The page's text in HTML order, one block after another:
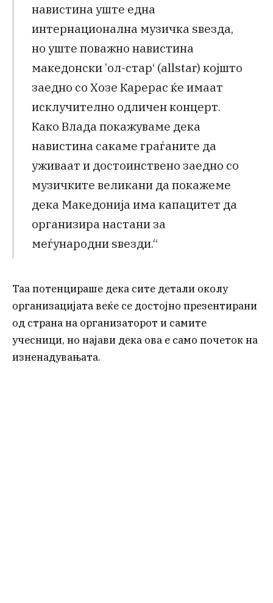
навистина уште една
интернационална музичка ѕвезда,
но уште поважно навистина
македонски ’ол-стар‘ (allstar) којшто
заедно со Хозе Карерас ќе имаат
исклучително одличен концерт.
Како Влада покажуваме дека
навистина сакаме граѓаните да
уживаат и достоинствено заедно со
музичките великани да покажеме
дека Македонија има капацитет да
организира настани за
меѓународни ѕвезди.“
Таа потенцираше дека сите детали околу
организацијата веќе се достојно презентирани
од страна на организаторот и самите
учесници, но најави дека ова е само почеток на
изненадувањата.